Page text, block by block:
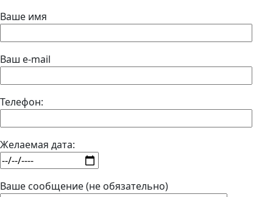
Ваше имя
Ваш e-mail
Телефон:
Желаемая дата:
Ваше сообщение (не обязательно)